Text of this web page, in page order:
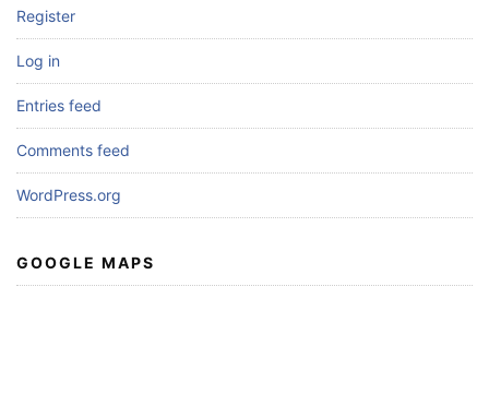
Register
Log in
Entries feed
Comments feed
WordPress.org
GOOGLE MAPS